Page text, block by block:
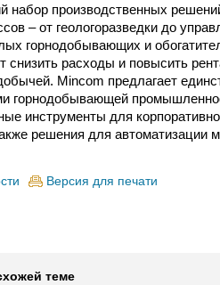
набор производственных
– от геологоразведки до
горнодобывающих и
снизить расходы и повысить
Mincom предлагает
горнодобывающей
инструменты для
решения для
Версия для печати
теме